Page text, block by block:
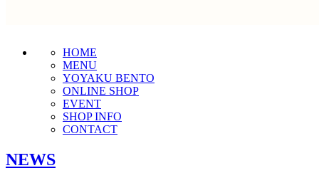
HOME
MENU
YOYAKU BENTO
ONLINE SHOP
EVENT
SHOP INFO
CONTACT
NEWS